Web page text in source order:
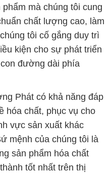
mà chúng tôi cung
chất lượng cao, làm
tôi cố gắng duy trì
kiện cho sự phát triển
đường dài phía
Phát có khả năng đáp
hóa chất, phục vụ cho
vực sản xuất khác
mệnh của chúng tôi là
sản phẩm hóa chất
tốt nhất trên thị